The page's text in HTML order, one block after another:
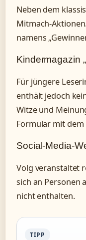
Neben dem
Mitmach-
namens
Kindermagazin
Für jüngere
enthält jedoch
Witze und
Formular mit dem
Social-Media-
Volg veranstaltet
sich an Personen
nicht enthalten.
TIPP